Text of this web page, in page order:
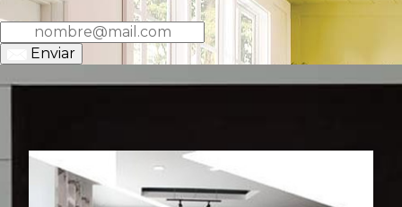
Enviar